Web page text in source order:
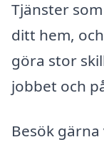
Tjänster
ditt hem,
göra stor
jobbet och
Besök